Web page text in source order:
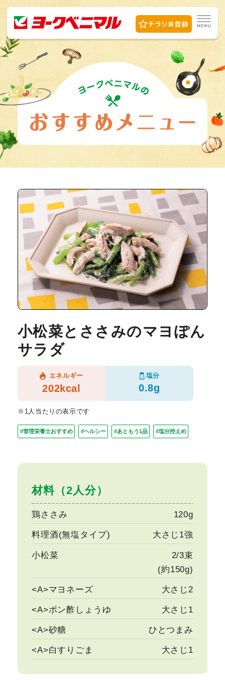
材料（2人分）
鶏ささみ 120g
料理酒(無塩タイプ) 大さじ1強
小松菜
2/3束
(約150g)
<A>マヨネーズ 大さじ2
<A>ポン酢しょうゆ 大さじ1
<A>砂糖 ひとつまみ
<A>白すりごま 大さじ1
小松菜とささみのマヨぽん
サラダ
エネルギー
202kcal
塩分
0.8g
※1人当たりの表示です
#管理栄養士おすすめ #ヘルシー #あともう1品 #塩分控えめ